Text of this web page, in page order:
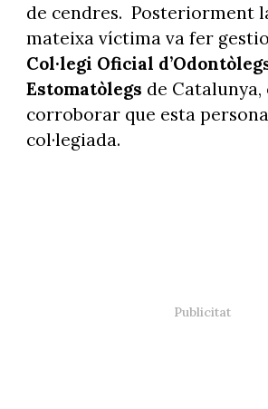
de cendres. Posteriorment
mateixa víctima va fer
Col·legi Oficial
Estomatòlegs de Catalunya,
corroborar que esta
col·legiada.